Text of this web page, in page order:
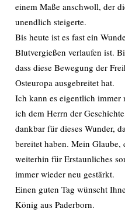
einem Maße anschwoll, der
unendlich steigerte.
Bis heute ist es fast ein
Blutvergießen verlaufen ist.
dass diese Bewegung der
Osteuropa ausgebreitet hat.
Ich kann es eigentlich immer
ich dem Herrn der
dankbar für dieses Wunder,
bereitet haben. Mein Glaube,
weiterhin für Erstaunliches
immer wieder neu gestärkt.
Einen guten Tag wünscht
König aus Paderborn.